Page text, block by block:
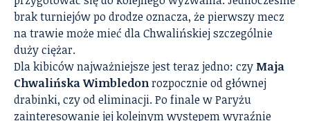
brak turniejów po drodze oznacza, że pierwszy mecz
na trawie może mieć dla Chwalińskiej szczególnie
duży ciężar.
Dla kibiców najważniejsze jest teraz jedno: czy Maja
Chwalińska Wimbledonrozpocznie od głównej
drabinki, czy od eliminacji. Po finale w Paryżu
zainteresowanie jej kolejnym występem wyraźnie